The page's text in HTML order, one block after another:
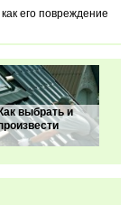
его повреждение
выбрать и